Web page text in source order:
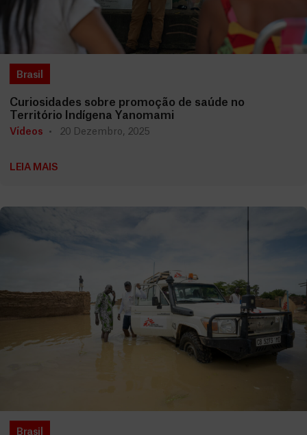
Brasil
Curiosidades sobre promoção de saúde no
Território Indígena Yanomami
Vídeos 20 Dezembro, 2025
LEIA MAIS
Brasil